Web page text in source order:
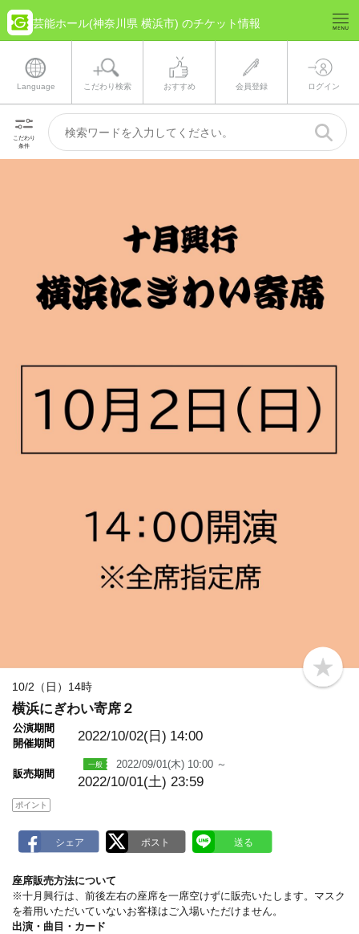
芸能ホール(神奈川県 横浜市) のチケット情報
Language こだわり検索 おすすめ 会員登録 ログイン
こだわり
条件
b
o
10/2（日）14時
横浜にぎわい寄席２
公演期間
開催期間
2022/10/02(日) 14:00
販売期間
2022/09/01(木) 10:00 ～
2022/10/01(土) 23:59
ポイント
座席販売方法について
※十月興行は、前後左右の座席を一席空けずに販売いたします。マスク
を着用いただいていないお客様はご入場いただけません。
出演・曲目・カード